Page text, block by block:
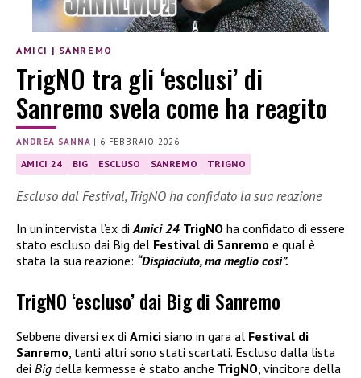
AMICI | SANREMO
TrigNO tra gli ‘esclusi’ di
Sanremo svela come ha reagito
ANDREA SANNA | 6 FEBBRAIO 2026
AMICI 24 BIG ESCLUSO SANREMO TRIGNO
Escluso dal Festival, TrigNO ha confidato la sua reazione
In un’intervista l’ex di Amici 24 TrigNO ha confidato di essere
stato escluso dai Big del Festival di Sanremo e qual è
stata la sua reazione: “Dispiaciuto, ma meglio così”.
TrigNO ‘escluso’ dai Big di Sanremo
Sebbene diversi ex di Amici siano in gara al Festival di
Sanremo, tanti altri sono stati scartati. Escluso dalla lista
dei Big della kermesse è stato anche TrigNO, vincitore della